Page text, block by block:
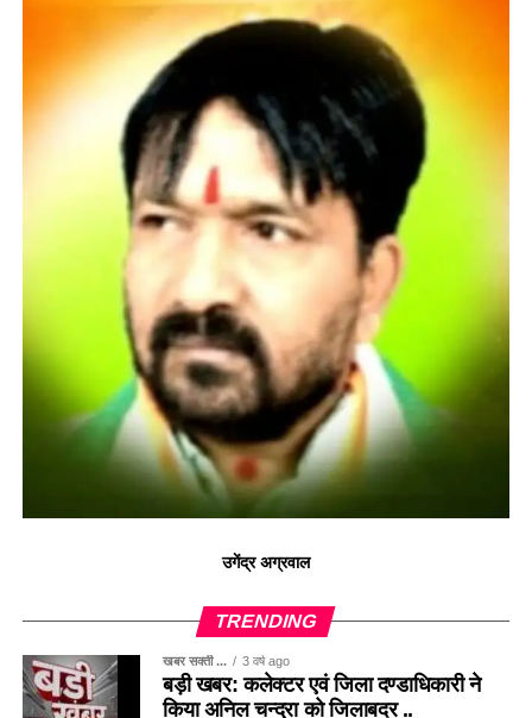
उगेंद्र अग्रवाल
TRENDING
खबर सक्ती ... 3 वर्ष ago
बड़ी खबर: कलेक्टर एवं जिला दण्डाधिकारी ने
किया अनिल चन्द्रा को जिलाबदर ..